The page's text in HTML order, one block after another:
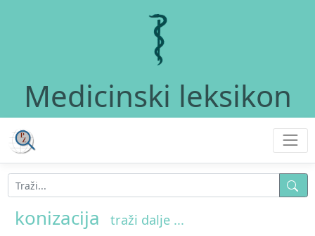
Medicinski leksikon
konizacija traži dalje ...